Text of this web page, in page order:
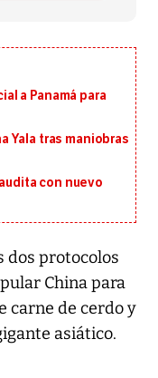
a Panamá para
Yala tras maniobras
con nuevo
dos protocolos
China para
carne de cerdo y
asiático.